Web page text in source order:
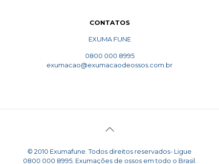
CONTATOS
EXUMA FUNE
0800 000 8995
exumacao@exumacaodeossos.com.br
© 2010 Exumafune. Todos direitos reservados- Ligue
0800 000 8995. Exumações de ossos em todo o Brasil.